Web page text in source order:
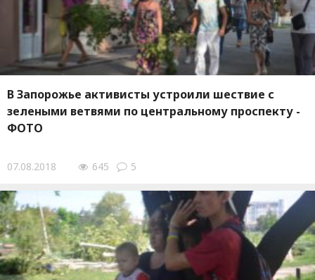
В Запорожье активисты устроили шествие с
зелеными ветвями по центральному проспекту -
ФОТО
07.08.2018 645 5